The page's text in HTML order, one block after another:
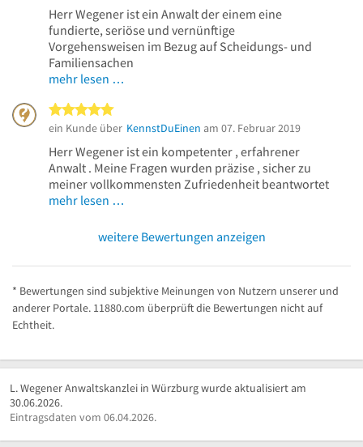
Herr Wegener ist ein Anwalt der einem eine
fundierte, seriöse und vernünftige
Vorgehensweisen im Bezug auf Scheidungs- und
Familiensachen
mehr lesen …
ein Kunde über KennstDuEinen am 07. Februar 2019
Herr Wegener ist ein kompetenter , erfahrener
Anwalt . Meine Fragen wurden präzise , sicher zu
meiner vollkommensten Zufriedenheit beantwortet
mehr lesen …
weitere Bewertungen anzeigen
* Bewertungen sind subjektive Meinungen von Nutzern unserer und
anderer Portale. 11880.com überprüft die Bewertungen nicht auf
Echtheit.
L. Wegener Anwaltskanzlei in Würzburg wurde aktualisiert am
30.06.2026.
Eintragsdaten vom 06.04.2026.